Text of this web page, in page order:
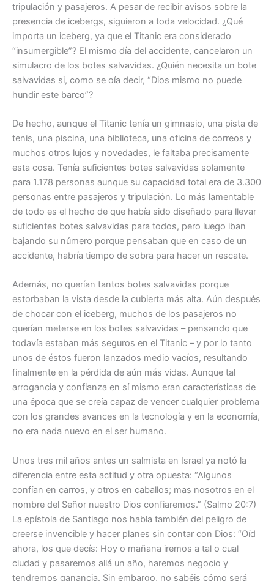
tripulación y pasajeros. A pesar de recibir avisos sobre la
presencia de icebergs, siguieron a toda velocidad. ¿Qué
importa un iceberg, ya que el Titanic era considerado
“insumergible”? El mismo día del accidente, cancelaron un
simulacro de los botes salvavidas. ¿Quién necesita un bote
salvavidas si, como se oía decir, “Dios mismo no puede
hundir este barco”?
De hecho, aunque el Titanic tenía un gimnasio, una pista de
tenis, una piscina, una biblioteca, una oficina de correos y
muchos otros lujos y novedades, le faltaba precisamente
esta cosa. Tenía suficientes botes salvavidas solamente
para 1.178 personas aunque su capacidad total era de 3.300
personas entre pasajeros y tripulación. Lo más lamentable
de todo es el hecho de que había sido diseñado para llevar
suficientes botes salvavidas para todos, pero luego iban
bajando su número porque pensaban que en caso de un
accidente, habría tiempo de sobra para hacer un rescate.
Además, no querían tantos botes salvavidas porque
estorbaban la vista desde la cubierta más alta. Aún después
de chocar con el iceberg, muchos de los pasajeros no
querían meterse en los botes salvavidas – pensando que
todavía estaban más seguros en el Titanic – y por lo tanto
unos de éstos fueron lanzados medio vacíos, resultando
finalmente en la pérdida de aún más vidas. Aunque tal
arrogancia y confianza en sí mismo eran características de
una época que se creía capaz de vencer cualquier problema
con los grandes avances en la tecnología y en la economía,
no era nada nuevo en el ser humano.
Unos tres mil años antes un salmista en Israel ya notó la
diferencia entre esta actitud y otra opuesta: “Algunos
confían en carros, y otros en caballos; mas nosotros en el
nombre del Señor nuestro Dios confiaremos.” (Salmo 20:7)
La epístola de Santiago nos habla también del peligro de
creerse invencible y hacer planes sin contar con Dios: “Oíd
ahora, los que decís: Hoy o mañana iremos a tal o cual
ciudad y pasaremos allá un año, haremos negocio y
tendremos ganancia. Sin embargo, no sabéis cómo será